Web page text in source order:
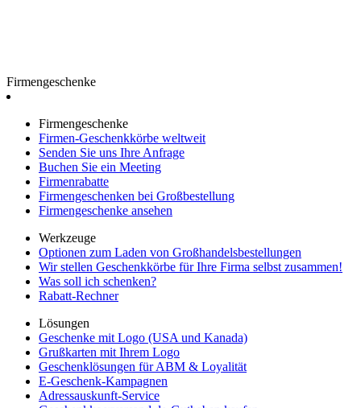
Firmengeschenke
Firmengeschenke
Firmen-Geschenkkörbe weltweit
Senden Sie uns Ihre Anfrage
Buchen Sie ein Meeting
Firmenrabatte
Firmengeschenken bei Großbestellung
Firmengeschenke ansehen
Werkzeuge
Optionen zum Laden von Großhandelsbestellungen
Wir stellen Geschenkkörbe für Ihre Firma selbst zusammen!
Was soll ich schenken?
Rabatt-Rechner
Lösungen
Geschenke mit Logo (USA und Kanada)
Grußkarten mit Ihrem Logo
Geschenklösungen für ABM & Loyalität
E-Geschenk-Kampagnen
Adressauskunft-Service